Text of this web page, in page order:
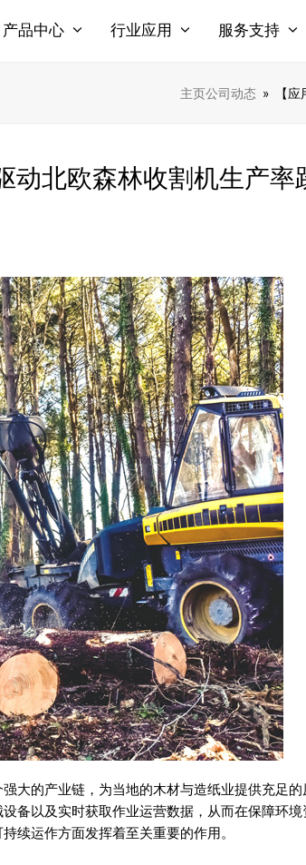
产品中心 行业应用 服务支持
主页公司动态 » 【
动北欧森林收割机生产率
大的产业链，为当地的木材与造纸业提供充足的
备以及实时获取作业运营数据，从而在保障环境
续运作方面发挥着至关重要的作用。